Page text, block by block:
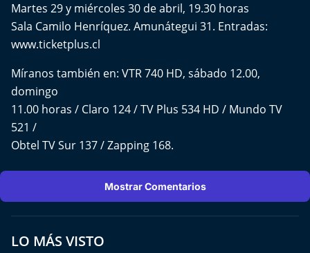
Martes 29 y miércoles 30 de abril, 19.30 horas
Sala Camilo Henríquez. Amunátegui 31. Entradas:
www.ticketplus.cl
Míranos también en: VTR 740 HD, sábado 12.00,
domingo
11.00 horas / Claro 124 / TV Plus 534 HD / Mundo TV
521 /
Obtel TV Sur 137 / Zapping 168.
Mostrar Comentarios
LO MÁS VISTO